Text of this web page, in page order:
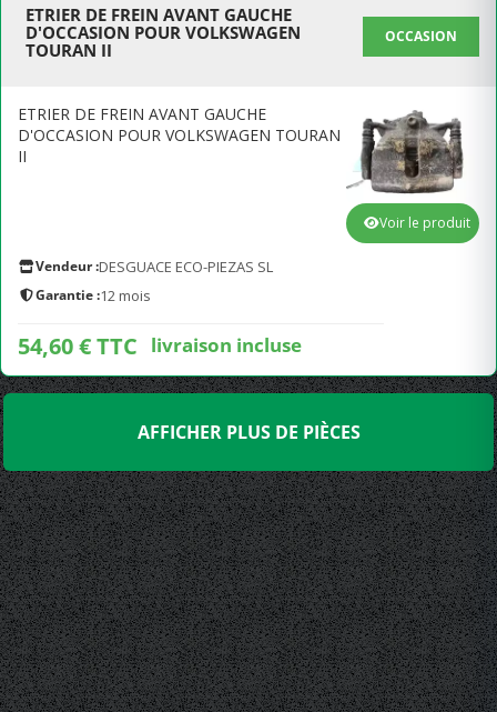
ETRIER DE FREIN AVANT GAUCHE
D'OCCASION POUR VOLKSWAGEN
TOURAN II
OCCASION
ETRIER DE FREIN AVANT GAUCHE
D'OCCASION POUR VOLKSWAGEN TOURAN
II
Vendeur :DESGUACE ECO-PIEZAS SL
Garantie :12 mois
54,60 € TTC livraison incluse
Voir le produit
AFFICHER PLUS DE PIÈCES